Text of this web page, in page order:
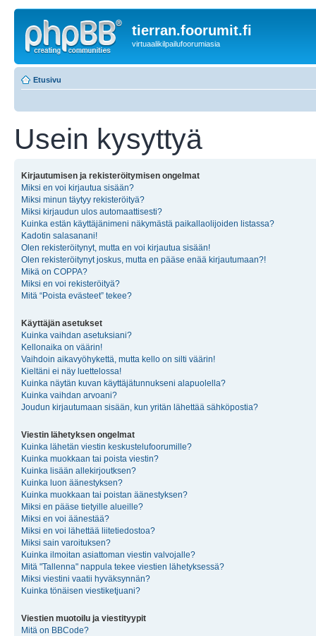
tierran.foorumit.fi
virtuaalikilpailufoorumiasia
Etusivu
Usein kysyttyä
Kirjautumisen ja rekisteröitymisen ongelmat
Miksi en voi kirjautua sisään?
Miksi minun täytyy rekisteröityä?
Miksi kirjaudun ulos automaattisesti?
Kuinka estän käyttäjänimeni näkymästä paikallaolijoiden listassa?
Kadotin salasanani!
Olen rekisteröitynyt, mutta en voi kirjautua sisään!
Olen rekisteröitynyt joskus, mutta en pääse enää kirjautumaan?!
Mikä on COPPA?
Miksi en voi rekisteröityä?
Mitä “Poista evästeet” tekee?
Käyttäjän asetukset
Kuinka vaihdan asetuksiani?
Kellonaika on väärin!
Vaihdoin aikavyöhykettä, mutta kello on silti väärin!
Kieltäni ei näy luettelossa!
Kuinka näytän kuvan käyttäjätunnukseni alapuolella?
Kuinka vaihdan arvoani?
Joudun kirjautumaan sisään, kun yritän lähettää sähköpostia?
Viestin lähetyksen ongelmat
Kuinka lähetän viestin keskustelufoorumille?
Kuinka muokkaan tai poista viestin?
Kuinka lisään allekirjoutksen?
Kuinka luon äänestyksen?
Kuinka muokkaan tai poistan äänestyksen?
Miksi en pääse tietyille alueille?
Miksi en voi äänestää?
Miksi en voi lähettää liitetiedostoa?
Miksi sain varoituksen?
Kuinka ilmoitan asiattoman viestin valvojalle?
Mitä "Tallenna" nappula tekee viestien lähetyksessä?
Miksi viestini vaatii hyväksynnän?
Kuinka tönäisen viestiketjuani?
Viestien muotoilu ja viestityypit
Mitä on BBCode?